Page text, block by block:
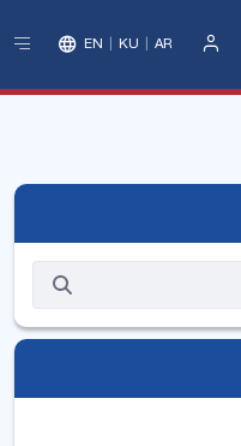
EN KU AR